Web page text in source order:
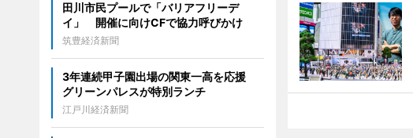
田川市民プールで「バリアフリーデ
イ」 開催に向けCFで協力呼びかけ
筑豊経済新聞
3年連続甲子園出場の関東一高を応援
グリーンパレスが特別ランチ
江戸川経済新聞